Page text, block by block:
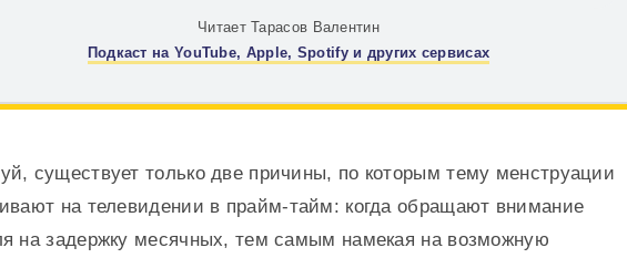
Читает Тарасов Валентин
Подкаст на YouTube, Apple, Spotify и других сервисах
существует только две причины, по которым тему менструации
на телевидении в прайм-тайм: когда обращают внимание
на задержку месячных, тем самым намекая на возможную